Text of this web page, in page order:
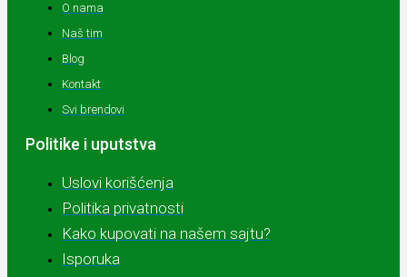
O nama
Naš tim
Blog
Kontakt
Svi brendovi
Politike i uputstva
Uslovi korišćenja
Politika privatnosti
Kako kupovati na našem sajtu?
Isporuka